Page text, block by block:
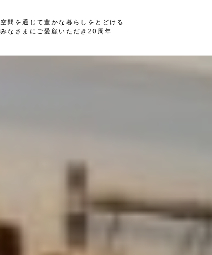
空間を通じて豊かな暮らしをとどける
みなさまにご愛顧いただき20周年